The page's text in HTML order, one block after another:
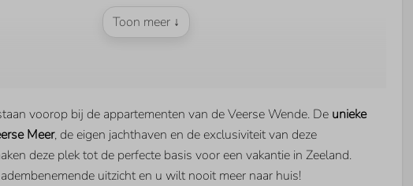
Toon meer ↓
voorop bij de appartementen van de Veerse Wende. De unieke
Meer, de eigen jachthaven en de exclusiviteit van deze
deze plek tot de perfecte basis voor een vakantie in Zeeland.
uitzicht en u wilt nooit meer naar huis!